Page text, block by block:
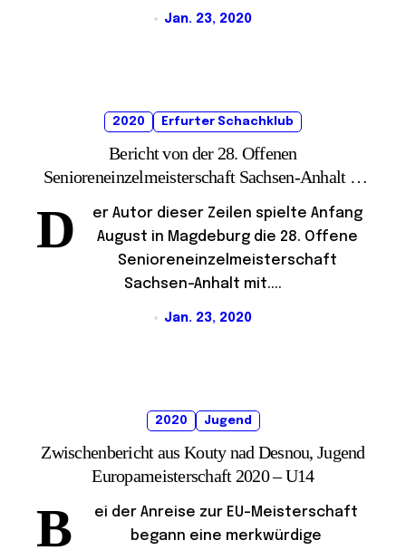
Jan. 23, 2020
2020 Erfurter Schachklub
Bericht von der 28. Offenen
Senioreneinzelmeisterschaft Sachsen-Anhalt in
D
er Autor dieser Zeilen spielte Anfang
August in Magdeburg die 28. Offene
Senioreneinzelmeisterschaft
Sachsen-Anhalt mit....
Jan. 23, 2020
2020 Jugend
Zwischenbericht aus Kouty nad Desnou, Jugend
Europameisterschaft 2020 – U14
B
ei der Anreise zur EU-Meisterschaft
begann eine merkwürdige